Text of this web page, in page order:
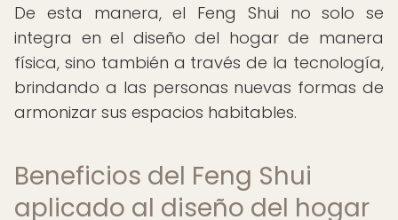
De esta manera, el Feng Shui no solo se
integra en el diseño del hogar de manera
física, sino también a través de la tecnología,
brindando a las personas nuevas formas de
armonizar sus espacios habitables.
Beneficios del Feng Shui
aplicado al diseño del hogar